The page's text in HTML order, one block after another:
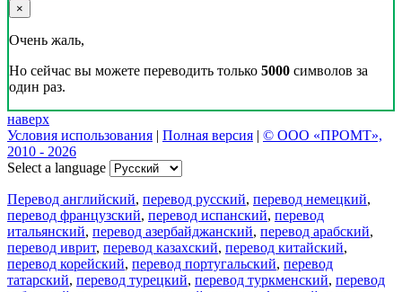
×
Очень жаль,
Но сейчас вы можете переводить только 5000 символов за
один раз.
наверх
Условия использования | Полная версия | © ООО «ПРОМТ»,
2010 - 2026
Select a language
Перевод английский, перевод русский, перевод немецкий,
перевод французский, перевод испанский, перевод
итальянский, перевод азербайджанский, перевод арабский,
перевод иврит, перевод казахский, перевод китайский,
перевод корейский, перевод португальский, перевод
татарский, перевод турецкий, перевод туркменский, перевод